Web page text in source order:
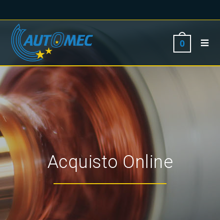
0
Acquisto Online